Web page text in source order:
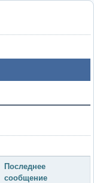
Последнее
сообщение